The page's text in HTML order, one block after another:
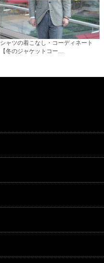
シャツの着こなし・コーディネート
【冬のジャケットコー…